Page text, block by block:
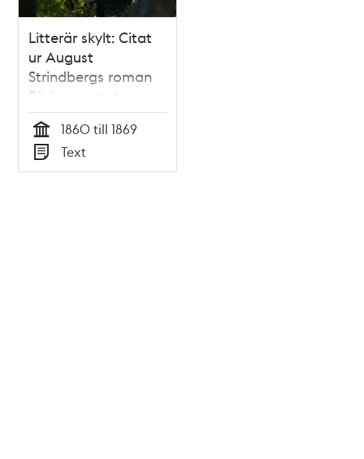
Litterär skylt: Citat
ur August
Strindbergs roman
Röda rummet
Tid
1860 till 1869
Typ
Text